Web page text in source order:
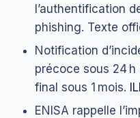
l’authentification
phishing. Texte
Notification
précoce sous 24
final sous 1 mois.
ENISA rappelle